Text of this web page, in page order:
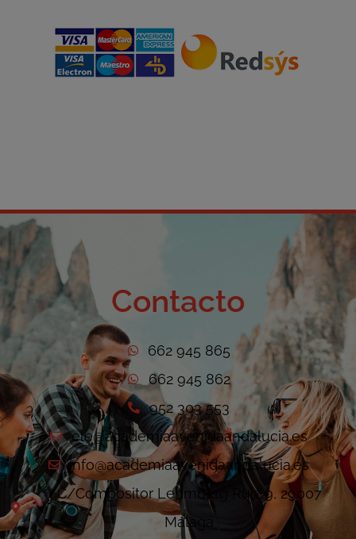
Contacto
662 945 865
662 945 862
952 303 553
ele@academiaavenidaandalucia.es
info@academiaavenidaandalucia.es
C/Compositor Lehmberg Ruiz 9, 29007
Málaga